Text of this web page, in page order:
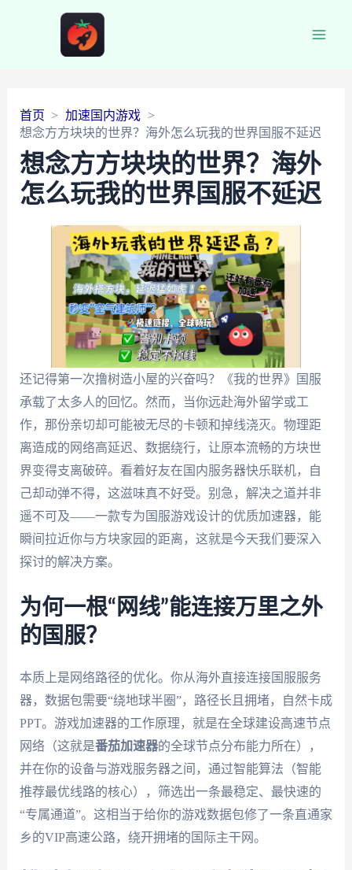
首页
加速国内游戏
想念方方块块的世界？海外怎么玩我的世界国服不延迟
想念方方块块的世界？海外
怎么玩我的世界国服不延迟
还记得第一次撸树造小屋的兴奋吗？《我的世界》国服
承载了太多人的回忆。然而，当你远赴海外留学或工
作，那份亲切却可能被无尽的卡顿和掉线浇灭。物理距
离造成的网络高延迟、数据绕行，让原本流畅的方块世
界变得支离破碎。看着好友在国内服务器快乐联机，自
己却动弹不得，这滋味真不好受。别急，解决之道并非
遥不可及——一款专为国服游戏设计的优质加速器，能
瞬间拉近你与方块家园的距离，这就是今天我们要深入
探讨的解决方案。
为何一根“网线”能连接万里之外
的国服？
本质上是网络路径的优化。你从海外直接连接国服服务
器，数据包需要“绕地球半圈”，路径长且拥堵，自然卡成
PPT。游戏加速器的工作原理，就是在全球建设高速节点
网络（这就是番茄加速器的全球节点分布能力所在），
并在你的设备与游戏服务器之间，通过智能算法（智能
推荐最优线路的核心），筛选出一条最稳定、最快速的
“专属通道”。这相当于给你的游戏数据包修了一条直通家
乡的VIP高速公路，绕开拥堵的国际主干网。